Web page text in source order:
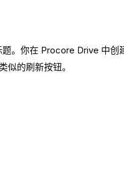
。你在 Procore Drive 中创
似的刷新按钮。